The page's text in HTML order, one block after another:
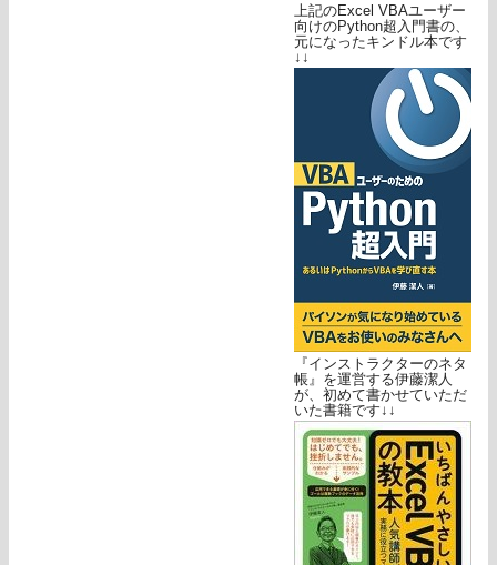
上記のExcel VBAユーザー
向けのPython超入門書の、
元になったキンドル本です
↓↓
『インストラクターのネタ
帳』を運営する伊藤潔人
が、初めて書かせていただ
いた書籍です↓↓